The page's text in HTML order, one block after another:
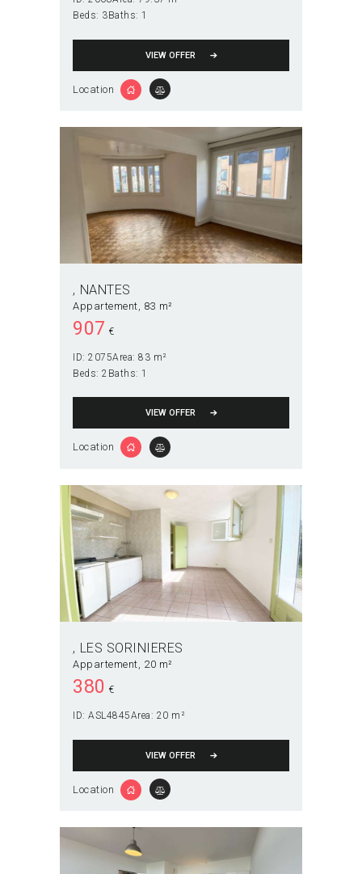
Beds: 3Baths: 1
VIEW OFFER
Location
NANTES
Appartement 83 m²
907 €
ID: 2075Area: 83 m²
Beds: 2 Baths: 1
VIEW OFFER
Location
LES SORINIERES
Appartement 20 m²
380 €
ID: ASL4845Area: 20 m²
VIEW OFFER
Location